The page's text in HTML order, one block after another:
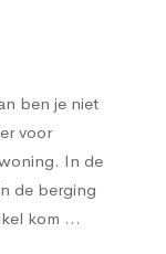
ben je niet
voor
In de
de berging
kom …